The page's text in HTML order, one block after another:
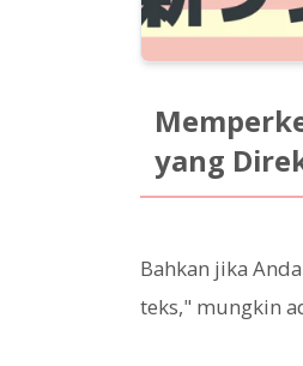
yang
Bahkan jika
teks," mungkin